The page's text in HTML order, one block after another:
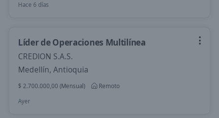
Hace 6 días
Líder de Operaciones Multilínea
CREDION S.A.S.
Medellín, Antioquia
$ 2.700.000,00 (Mensual)
Remoto
Ayer